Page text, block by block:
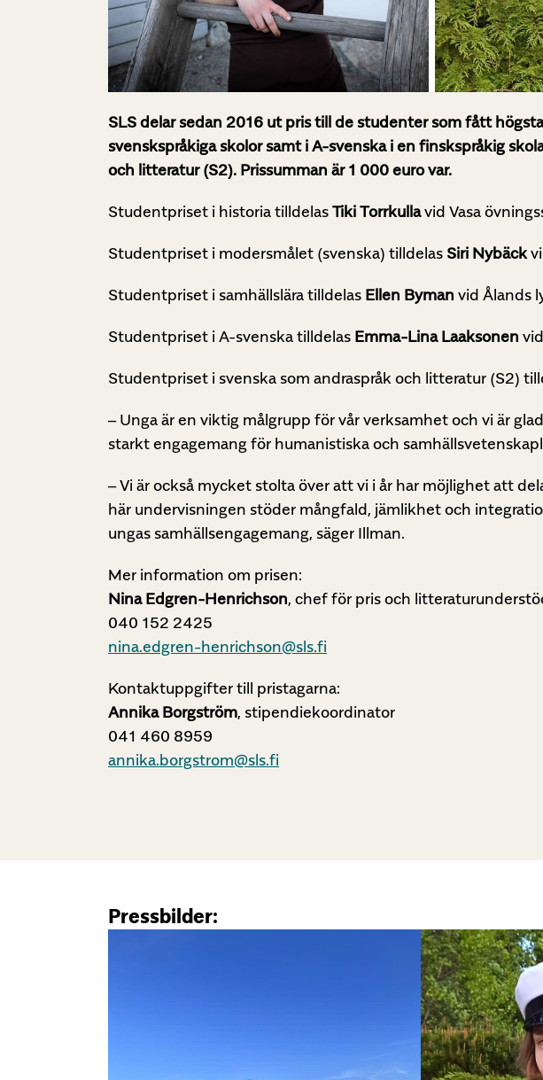
SLS delar sedan 2016 ut pris till de studenter som fått
svenskspråkiga skolor samt i A-svenska i en finskspråkig
och litteratur (S2). Prissumman är 1 000 euro var.
Studentpriset i historia tilldelasTiki Torrkullavid Vasa
Studentpriset i modersmålet (svenska) tilldelas Siri Nybäck
Studentpriset i samhällslära tilldelas Ellen Byman vid Ålands
Studentpriset i A-svenska tilldelas Emma-Lina Laaksonen
Studentpriset i svenska som andraspråk och litteratur (S2)
– Unga är en viktig målgrupp för vår verksamhet och vi är
starkt engagemang för humanistiska och
– Vi är också mycket stolta över att vi i år har möjlighet att
här undervisningen stöder mångfald, jämlikhet och
ungas samhällsengagemang, säger Illman.
Mer information om prisen:
Nina Edgren-Henrichson, chef för pris och
040 152 2425
nina.edgren-henrichson@sls.fi
Kontaktuppgifter till pristagarna:
Annika Borgström, stipendiekoordinator
041 460 8959
annika.borgstrom@sls.fi